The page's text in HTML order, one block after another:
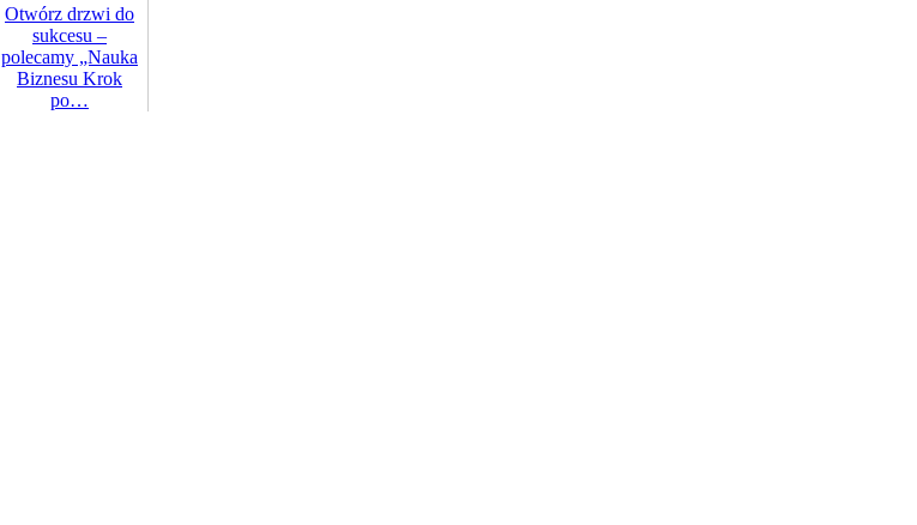
Otwórz drzwi do
sukcesu –
polecamy „Nauka
Biznesu Krok
po…